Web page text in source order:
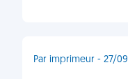
Par imprimeur - 27/